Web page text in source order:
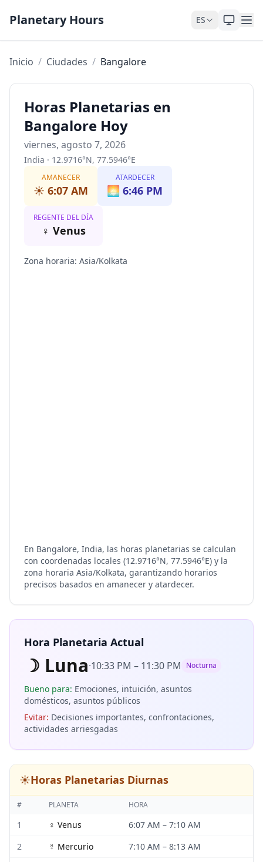
Planetary Hours ES
Inicio / Ciudades / Bangalore
Horas Planetarias en
Bangalore Hoy
viernes, agosto 7, 2026
India · 12.9716°N, 77.5946°E
AMANECER
☀️ 6:07 AM
ATARDECER
🌅 6:46 PM
REGENTE DEL DÍA
♀ Venus
Zona horaria: Asia/Kolkata
En Bangalore, India, las horas planetarias se calculan
con coordenadas locales (12.9716°N, 77.5946°E) y la
zona horaria Asia/Kolkata, garantizando horarios
precisos basados en amanecer y atardecer.
Hora Planetaria Actual
☽ Luna·10:33 PM – 11:30 PM Nocturna
Bueno para: Emociones, intuición, asuntos
domésticos, asuntos públicos
Evitar: Decisiones importantes, confrontaciones,
actividades arriesgadas
☀️Horas Planetarias Diurnas
# PLANETA HORA
1 ♀ Venus 6:07 AM – 7:10 AM
2
☿ Mercurio 7:10 AM – 8:13 AM